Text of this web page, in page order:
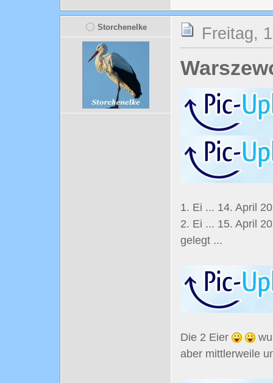
Storchenelke Freitag,
1. Ei ... 14. April
2. Ei ... 15. April
gelegt ...
Die 2 Eier
aber mittlerweile